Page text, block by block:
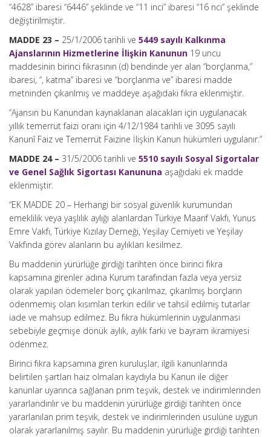
“4628” ibaresi “6446” şeklinde ve “11 inci” ibaresi “16 ncı” şeklinde
değiştirilmiştir.
MADDE 23 – 25/1/2006 tarihli ve 5449 sayılı Kalkınma
Ajanslarının Hizmetlerine İlişkin Kanunun 19 uncu
maddesinin birinci fıkrasının (d) bendinde yer alan “borçlanma,”
ibaresi, “, katma” ibaresi ve “borçlanma ve” ibaresi madde
metninden çıkarılmış ve maddeye aşağıdaki fıkra eklenmiştir.
“Ajansın bu Kanundan kaynaklanan alacakları için uygulanacak
yıllık temerrüt faizi oranı için 4/12/1984 tarihli ve 3095 sayılı
Kanunî Faiz ve Temerrüt Faizine İlişkin Kanun hükümleri uygulanır.”
MADDE 24 – 31/5/2006 tarihli ve 5510 sayılı Sosyal Sigortalar
ve Genel Sağlık Sigortası Kanununa aşağıdaki ek madde
eklenmiştir.
“EK MADDE 20 – Herhangi bir sosyal güvenlik kurumundan
emeklilik veya yaşlılık aylığı alanlardan Türkiye Maarif Vakfı, Yunus
Emre Vakfı, Türkiye Kızılay Derneği, Yeşilay Cemiyeti ve Yeşilay
Vakfında görev alanların bu aylıkları kesilmez.
Bu maddenin yürürlüğe girdiği tarihten önce birinci fıkra
kapsamına girenler adına Kurum tarafından fazla veya yersiz
olarak yapılan ödemeler borç çıkarılmaz, çıkarılmış borçların
ödenmemiş olan kısımları terkin edilir ve tahsil edilmiş tutarlar
iade ve mahsup edilmez. Bu fıkra hükümlerinin uygulanması
sebebiyle geçmişe dönük aylık, aylık farkı ve bayram ikramiyesi
ödenmez.
Birinci fıkra kapsamına giren kuruluşlar, ilgili kanunlarında
belirtilen şartları haiz olmaları kaydıyla bu Kanun ile diğer
kanunlar uyarınca sağlanan prim teşvik, destek ve indirimlerinden
yararlandırılır ve bu maddenin yürürlüğe girdiği tarihten önce
yararlanılan prim teşvik, destek ve indirimlerinden usulüne uygun
olarak yararlanılmış sayılır. Bu maddenin yürürlüğe girdiği tarihten